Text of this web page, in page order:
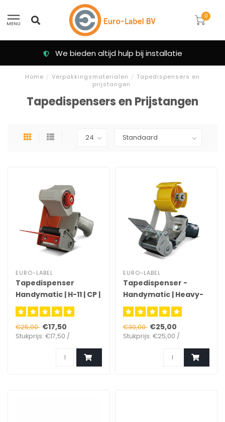
MENU
0
Klanten beoordelen ons
Home / Verpakkingsmaterialen / Tapedispensers en
prijstangen
Tapedispensers en Prijstangen
EURO-LABEL
Tapedispenser
Handymatic | H-11 | CP |
Met rem
€25,00 €17,50
Stukprijs: €17,50 /
EURO-LABEL
Tapedispenser -
Handymatic | Heavy-
Duty | Met rem
€30,00 €25,00
Stukprijs: €25,00 /